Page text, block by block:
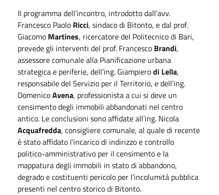
Il programma dell’incontro, introdotto dall’avv.
Francesco Paolo Ricci, sindaco di Bitonto, e dal prof.
Giacomo Martines, ricercatore del Politecnico di Bari,
prevede gli interventi del prof. Francesco Brandi,
assessore comunale alla Pianificazione urbana
strategica e periferie, dell’ing. Giampierodi Lella,
responsabile del Servizio per il Territorio, e dell’ing.
DomenicoAvena, professionista a cui si deve un
censimento degli immobili abbandonati nel centro
antico. Le conclusioni sono affidate all’ing. Nicola
Acquafredda, consigliere comunale, al quale di recente
è stato affidato l’incarico di indirizzo e controllo
politico-amministrativo per il censimento e la
mappatura degli immobili in stato di abbandono,
degrado e costituenti pericolo per l’incolumità pubblica
presenti nel centro storico di Bitonto.